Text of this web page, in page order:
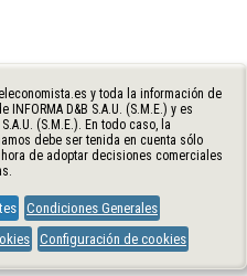
y toda la información de
D&B S.A.U. (S.M.E.) y es
(S.M.E.). En todo caso, la
debe ser tenida en cuenta sólo
de adoptar decisiones comerciales
Condiciones Generales
Configuración de cookies